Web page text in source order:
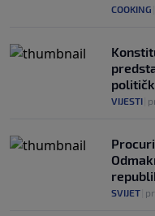
COOKING
VIJESTI
SVIJET